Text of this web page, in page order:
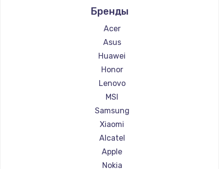
Ремонт планшетов Prestigio
Ремонт планшетов Microsoft
Ремонт планшетов BlackView
Ремонт планшетов Aquarius
Ремонт планшетов Philips
Ремонт планшетов Dell
Ремонт планшетов HP
Ремонт планшетов Getac
Ремонт планшетов ZTE
Ремонт планшетов Google
Ремонт планшетов Navitel
Ремонт планшетов Teclast
Бренды
Acer
Asus
Huawei
Honor
Lenovo
MSI
Samsung
Xiaomi
Alcatel
Apple
Nokia